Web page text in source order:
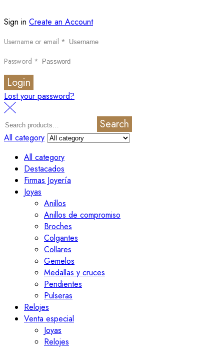
Sign in Create an Account
Username or email *
Password *
Login
Lost your password?
Search
All category
All category
Destacados
Firmas Joyería
Joyas
Anillos
Anillos de compromiso
Broches
Colgantes
Collares
Gemelos
Medallas y cruces
Pendientes
Pulseras
Relojes
Venta especial
Joyas
Relojes